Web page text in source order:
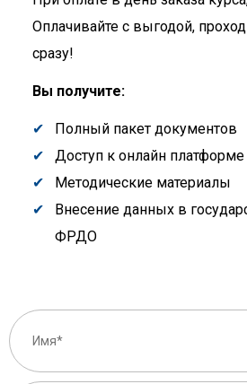
Оплачивайте с выгодой,
сразу!
Вы получите:
Полный пакет документов
Доступ к онлайн платформе
Методические материалы
Внесение данных в
ФРДО